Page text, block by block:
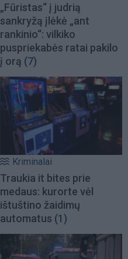
„Fūristas“ į judrią
sankryžą įlėkė „ant
rankinio“: vilkiko
puspriekabės ratai pakilo
į orą (7)
Kriminalai
Traukia it bites prie
medaus: kurorte vėl
ištuštino žaidimų
automatus (1)